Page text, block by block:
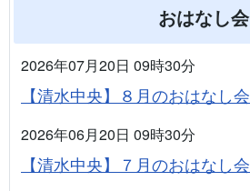
おはなし会
2026年07月20日 09時30分
【清水中央】８月のおはなし会
2026年06月20日 09時30分
【清水中央】７月のおはなし会